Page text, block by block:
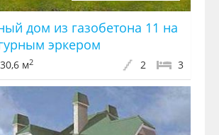
дом из газобетона 11 на
эркером
м2 3
2